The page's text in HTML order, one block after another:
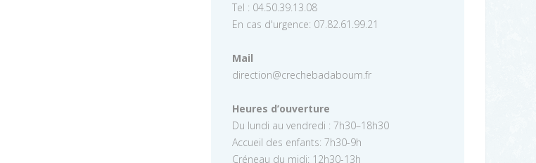
Tel : 04.50.39.13.08
En cas d'urgence: 07.82.61.99.21
Mail
direction@crechebadaboum.fr
Heures d’ouverture
Du lundi au vendredi : 7h30–18h30
Accueil des enfants: 7h30-9h
Créneau du midi: 12h30-13h